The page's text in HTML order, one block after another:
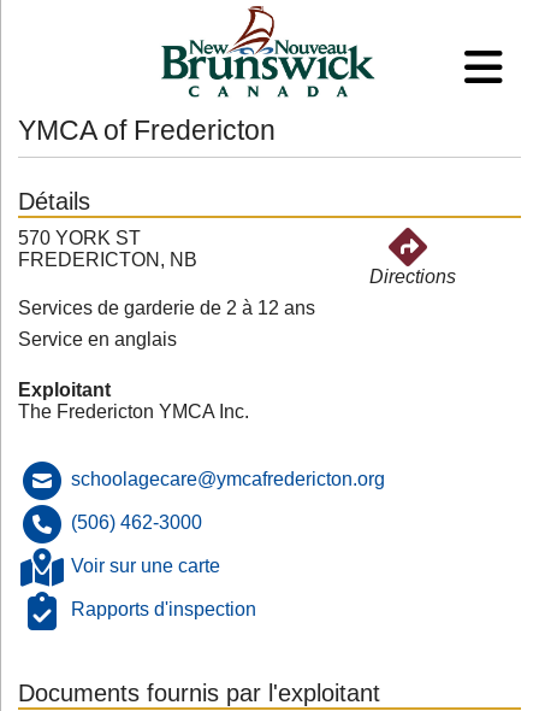
YMCA of Fredericton
Détails
570 YORK ST
FREDERICTON, NB
Directions
Services de garderie de 2 à 12 ans
Service en anglais
Exploitant
The Fredericton YMCA Inc.
schoolagecare@ymcafredericton.org
(506) 462-3000
Voir sur une carte
Rapports d'inspection
Documents fournis par l'exploitant